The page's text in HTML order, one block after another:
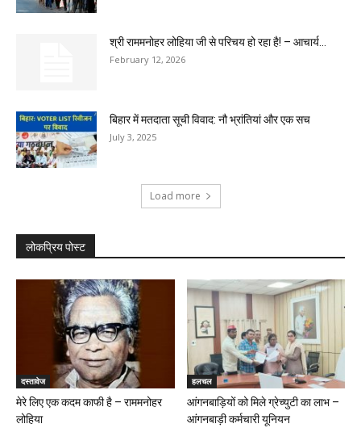
श्री राममनोहर लोहिया जी से परिचय हो रहा है! – आचार्य...
February 12, 2026
बिहार में मतदाता सूची विवाद: नौ भ्रांतियां और एक सच
July 3, 2025
Load more
लोकप्रिय पोस्ट
दस्तावेज
मेरे लिए एक कदम काफी है – राममनोहर
लोहिया
हलचल
आंगनबाड़ियों को मिले ग्रेच्युटी का लाभ –
आंगनबाड़ी कर्मचारी यूनियन